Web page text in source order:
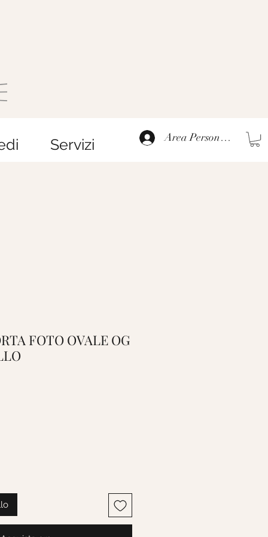
Servizi Area Personale
FOTO OVALE OG